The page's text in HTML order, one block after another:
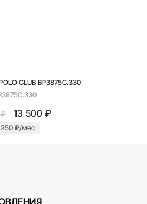
CLUB BP3875C.330
₽ 13 500 ₽
₽/мес